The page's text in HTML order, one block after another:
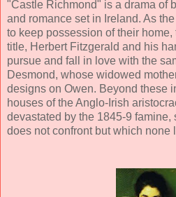
"Castle Richmond" is a drama of
and romance set in Ireland. As
to keep possession of their
title, Herbert Fitzgerald and his
pursue and fall in love with the
Desmond, whose widowed
designs on Owen. Beyond these
houses of the Anglo-Irish
devastated by the 1845-9
does not confront but which none